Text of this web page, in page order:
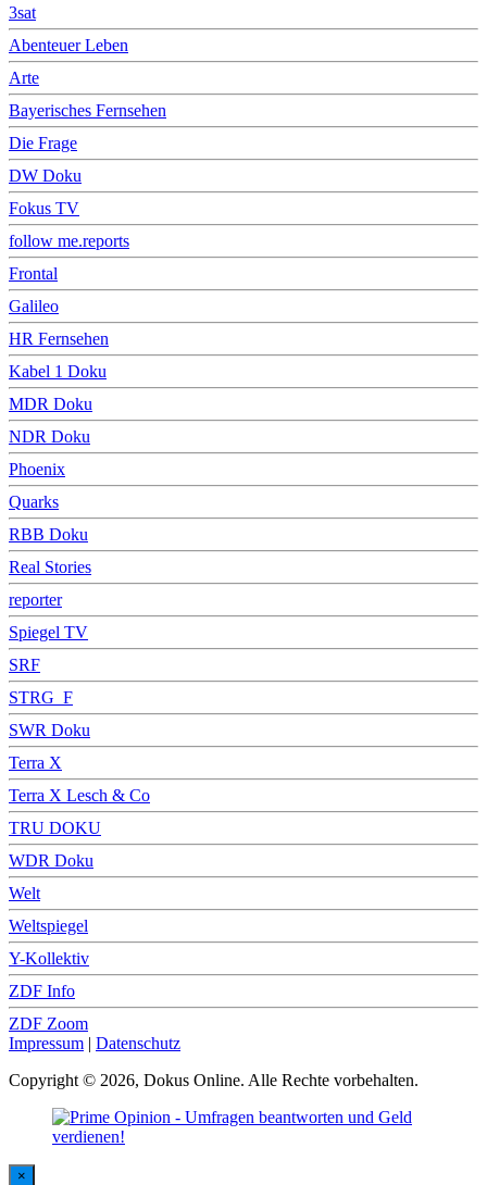
3sat
Abenteuer Leben
Arte
Bayerisches Fernsehen
Die Frage
DW Doku
Fokus TV
follow me.reports
Frontal
Galileo
HR Fernsehen
Kabel 1 Doku
MDR Doku
NDR Doku
Phoenix
Quarks
RBB Doku
Real Stories
reporter
Spiegel TV
SRF
STRG_F
SWR Doku
Terra X
Terra X Lesch & Co
TRU DOKU
WDR Doku
Welt
Weltspiegel
Y-Kollektiv
ZDF Info
ZDF Zoom
Impressum | Datenschutz
Copyright © 2026, Dokus Online. Alle Rechte vorbehalten.
×